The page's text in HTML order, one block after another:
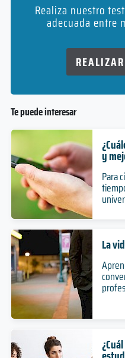
Realiza nuestro
adecuada entre
Te puede interesar
y
Para
La